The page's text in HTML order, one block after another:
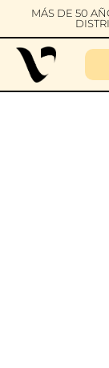
MÁS DE 50